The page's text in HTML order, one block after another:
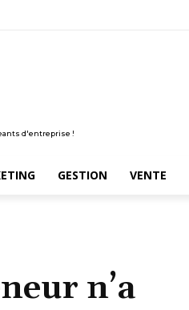
d'entreprise !
GESTION VENTE
n’a